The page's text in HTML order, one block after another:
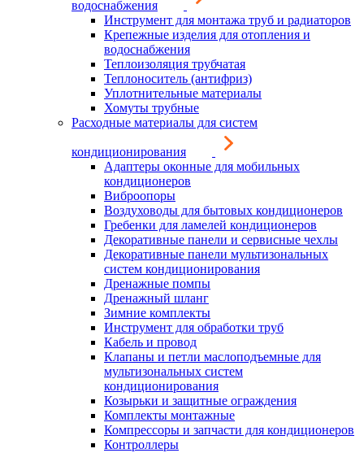
водоснабжения
Инструмент для монтажа труб и радиаторов
Крепежные изделия для отопления и
водоснабжения
Теплоизоляция трубчатая
Теплоноситель (антифриз)
Уплотнительные материалы
Хомуты трубные
Расходные материалы для систем
кондиционирования
Адаптеры оконные для мобильных
кондиционеров
Виброопоры
Воздуховоды для бытовых кондиционеров
Гребенки для ламелей кондиционеров
Декоративные панели и сервисные чехлы
Декоративные панели мультизональных
систем кондиционирования
Дренажные помпы
Дренажный шланг
Зимние комплекты
Инструмент для обработки труб
Кабель и провод
Клапаны и петли маслоподъемные для
мультизональных систем
кондиционирования
Козырьки и защитные ограждения
Комплекты монтажные
Компрессоры и запчасти для кондиционеров
Контроллеры